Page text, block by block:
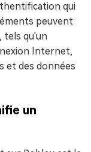
qui
peuvent
tels qu'un
Internet,
et des données
un